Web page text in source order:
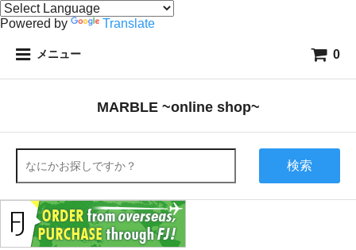
Powered by Translate
メニュー 0
MARBLE ~online shop~
検索